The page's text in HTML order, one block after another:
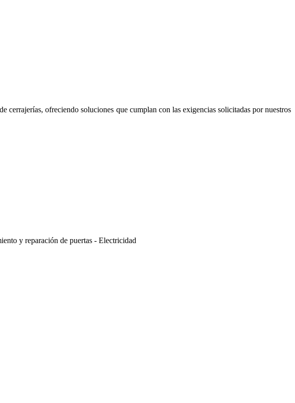
cerrajerías, ofreciendo soluciones que cumplan con las exigencias solicitadas por nuestros
y reparación de puertas - Electricidad